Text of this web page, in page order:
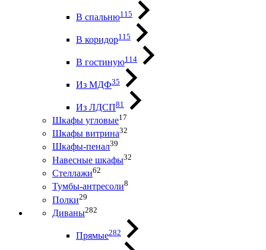
В спальню115
В коридор115
В гостиную114
Из МДФ35
Из ЛДСП81
Шкафы угловые17
Шкафы витрина32
Шкафы-пенал39
Навесные шкафы32
Стеллажи62
Тумбы-антресоли8
Полки29
Диваны282
Прямые282